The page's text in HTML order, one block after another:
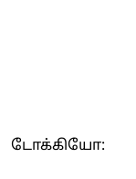
டோக்கியோ: